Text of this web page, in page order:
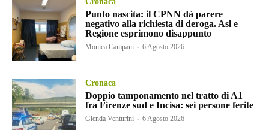
Punto nascita: il CPNN dà parere
negativo alla richiesta di deroga. Asl e
Regione esprimono disappunto
Monica Campani - 6 Agosto 2026
Cronaca
Doppio tamponamento nel tratto di A1
fra Firenze sud e Incisa: sei persone ferite
Glenda Venturini - 6 Agosto 2026